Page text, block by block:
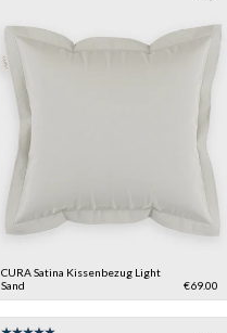
CURA Satina Kissenbezug Light
Sand
€69.00